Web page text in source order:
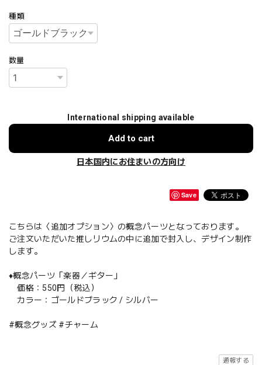
種類
数量
International shipping available
Add to cart
日本国内にお住まいの方向け
Save
こちらは〈追加オプション〉の概念パーツとなっております。
ご注文いただいた推しリウムの中に追加で封入し、デザイン制作
します。
♦️概念パーツ「楽器／ギター」
価格：550円（税込）
カラー：ゴールドブラック / シルバー
#概念グッズ #チャーム
通報する